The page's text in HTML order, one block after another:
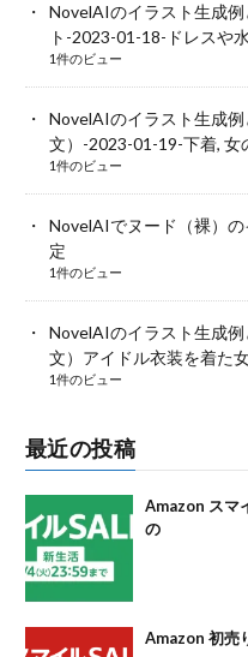
NovelAIのイラスト生成
ト-2023-01-18-ドレスや
1件のビュー
NovelAIのイラスト生成
文）-2023-01-19-下着, 女
1件のビュー
NovelAIでヌード（裸）
定
1件のビュー
NovelAIのイラスト生成
文）アイドル衣装を着た
1件のビュー
最近の投稿
Amazon スマ
の
Amazon 初売